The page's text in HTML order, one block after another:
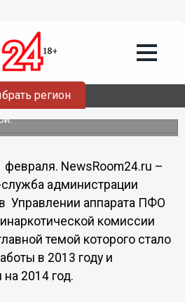
регион
мероприятия
наркоситуацию в
- Ульянов
безопасности и
награжден
за большой вклад в борьбе
NewsRoom24.ru –
администрации
Управлении аппарата ПФО
комиссии
темой которого стало
в 2013 году и
2014 год.